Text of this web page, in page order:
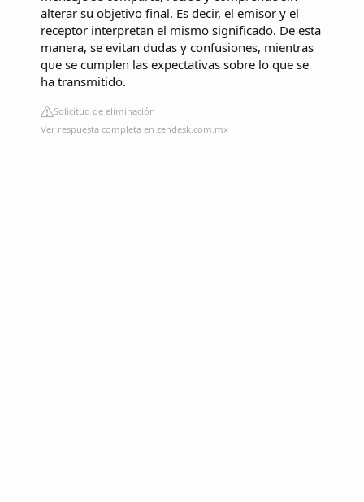
alterar su objetivo final. Es decir, el emisor y el
receptor interpretan el mismo significado. De esta
manera, se evitan dudas y confusiones, mientras
que se cumplen las expectativas sobre lo que se
ha transmitido.
Solicitud de eliminación
Ver respuesta completa en zendesk.com.mx